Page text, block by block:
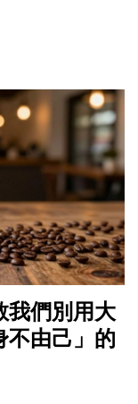
我們別用大
不由己」的